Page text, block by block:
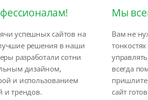
успешных сайтов на
решения в наши
разработали сотни
дизайном,
и использованием
и трендов.
Мы
Вам не
всегда
сайт